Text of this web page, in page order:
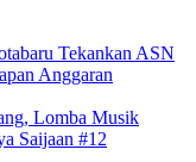
Tekankan ASN
Anggaran
Lomba Musik
Saijaan #12